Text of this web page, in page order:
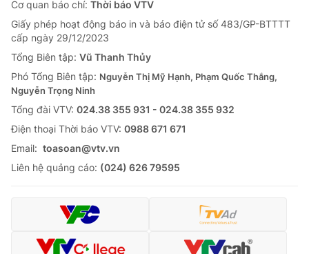
Cơ quan báo chí: Thời báo VTV
Giấy phép hoạt động báo in và báo điện tử số 483/GP-BTTTT
cấp ngày 29/12/2023
Tổng Biên tập: Vũ Thanh Thủy
Phó Tổng Biên tập: Nguyễn Thị Mỹ Hạnh, Phạm Quốc Thắng,
Nguyễn Trọng Ninh
Tổng đài VTV: 024.38 355 931 - 024.38 355 932
Ðiện thoại Thời báo VTV: 0988 671 671
Email: toasoan@vtv.vn
Liên hệ quảng cáo: (024) 626 79595